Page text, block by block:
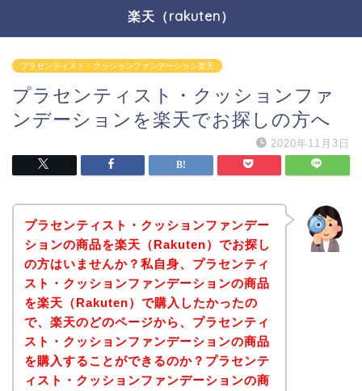
楽天（rakuten）
プラセンティスト・クッションファンデーション楽天
プラセンティスト・クッションファ
ンデーションを楽天でお探しの方へ
2020年11月3日
プラセンティスト・クッションファンデー
ションの商品を楽天（Rakuten）でお探し
の方はいませんか？私自身、プラセンティ
スト・クッションファンデーションの商品
を楽天（Rakuten）で購入したかったの
で、楽天のどのページから、プラセンティ
スト・クッションファンデーションの商品
を購入することができるのか？プラセンテ
ィスト・クッションファンデーションの商